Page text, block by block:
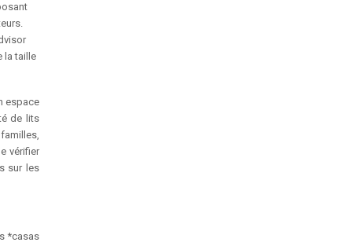
la taille
espace
de lits
vérifier
sur les
*casas